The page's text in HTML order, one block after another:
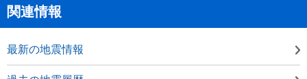
関連情報
最新の地震情報